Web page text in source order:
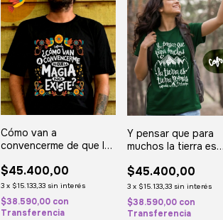
Cómo van a
convencerme de que la
$45.400,00
3 x $15.133,33 sin interés
$38.590,00 con
Transferencia
Y pensar que para
muchos la tierra es
Atahualpa Yupanqui
$45.400,00
3 x $15.133,33 sin interés
$38.590,00 con
Transferencia